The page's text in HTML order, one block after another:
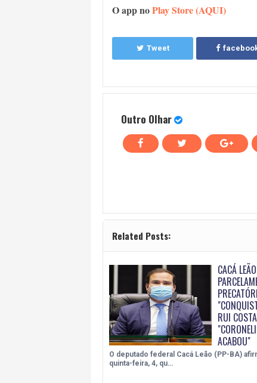
O app noPlay Store (AQUI)
Tweet
Outro Olhar
Related Posts:
CACÁ
RUI
ACABOU"
O deputado federal Cacá Leão (PP-BA)
quinta-feira, 4, qu…